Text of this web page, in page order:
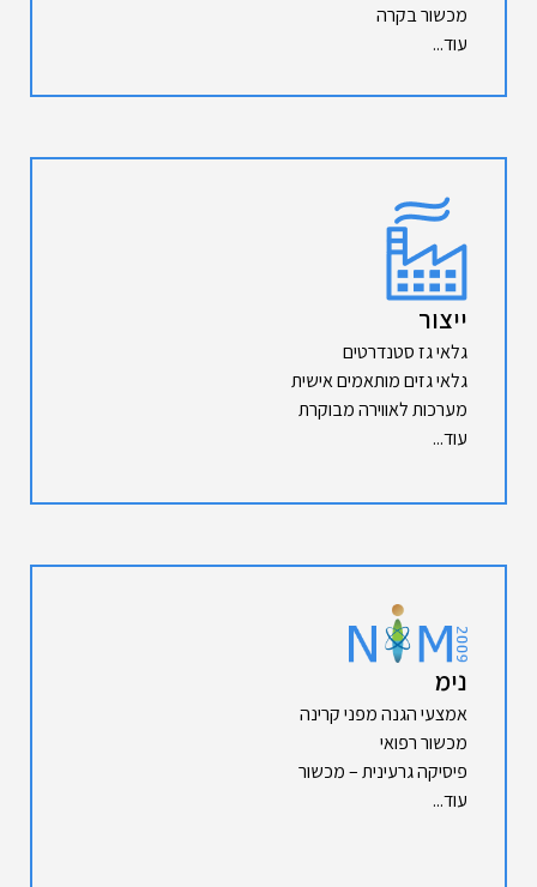
מכשור בקרה
עוד...
ייצור
גלאי גז סטנדרטים
גלאי גזים מותאמים אישית
מערכות לאווירה מבוקרת
עוד...
נימ
אמצעי הגנה מפני קרינה
מכשור רפואי
פיסיקה גרעינית – מכשור
עוד...